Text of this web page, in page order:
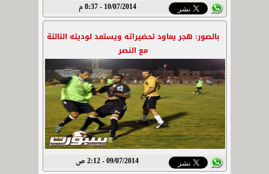
10/07/2014 - 8:37 م
بالصور: هجر يعاود تحضيراته ويستعد لوديته الثالثة
مع النصر
09/07/2014 - 2:12 ص